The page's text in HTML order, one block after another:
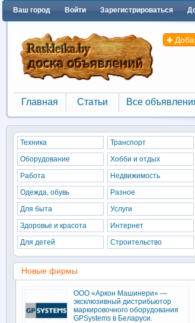
Ваш город Войти Зарегистрироваться
Главная
Главная
Статьи
Статьи
Все
Все объявления
Техника
Транспорт
Оборудование
Хобби и отдых
Работа
Недвижимость
Одежда, обувь
Разное
Для быта
Услуги
Здоровье и красота
Интернет
Для детей
Строительство
Новые фирмы
ООО «Аркон Машинери» —
эксклюзивный дистрибьютор
маркировочного оборудования
GPSystems в Беларуси.